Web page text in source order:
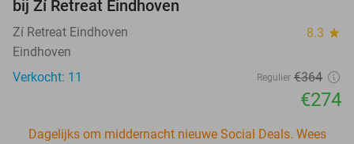
bij Zí Retreat Eindhoven
Zí Retreat Eindhoven 8.3 star
Eindhoven
Verkocht: 11
Regulier €364
€274
Dagelijks om middernacht nieuwe Social Deals. Wees